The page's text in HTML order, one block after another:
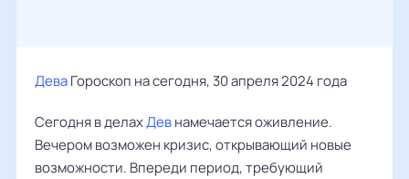
ДеваГороскоп на сегодня, 30 апреля 2024 года
Сегодня в делахДевнамечается оживление.
Вечером возможен кризис, открывающий новые
возможности. Впереди период, требующий